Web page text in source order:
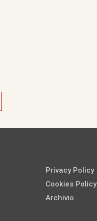
Privacy Policy
Cookies Policy
Archivio